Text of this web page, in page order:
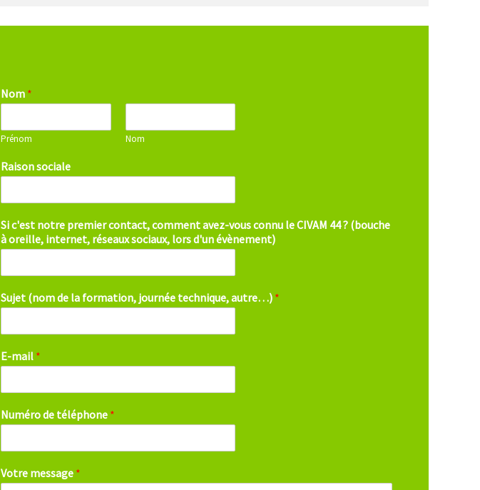
Nom *
Prénom Nom
Raison sociale
Si c'est notre premier contact, comment avez-vous connu le CIVAM 44 ? (bouche
à oreille, internet, réseaux sociaux, lors d'un évènement)
Sujet (nom de la formation, journée technique, autre…) *
E-mail *
Numéro de téléphone *
Votre message *